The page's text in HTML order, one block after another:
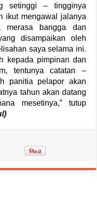
setinggi – tingginya
ikut mengawal jalanya
merasa bangga dan
disampaikan oleh
saya selama ini.
kepada pimpinan dan
tentunya catatan –
panitia pelapor akan
tahun akan datang
mesetinya,” tutup